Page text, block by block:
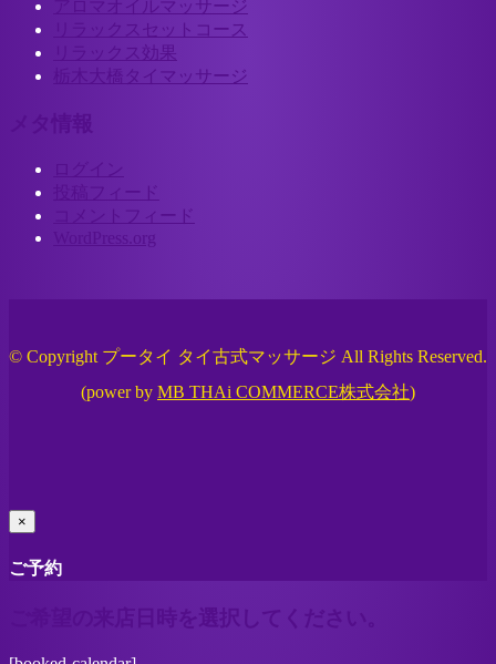
アロマオイルマッサージ
リラックスセットコース
リラックス効果
栃木大橋タイマッサージ
ログイン
投稿フィード
コメントフィード
WordPress.org
© Copyright プータイ タイ古式マッサージ All Rights Reserved.
(power by MB THAi COMMERCE株式会社)
×
ご予約